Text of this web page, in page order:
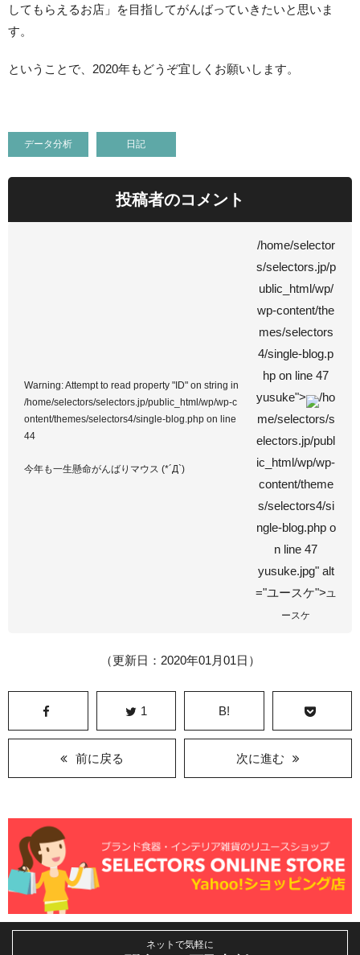
してもらえるお店」を目指してがんばっていきたいと思いま
す。
ということで、2020年もどうぞ宜しくお願いします。
データ分析 日記
投稿者のコメント
Warning: Attempt to read property "ID" on string in
/home/selectors/selectors.jp/public_html/wp/wp-c
ontent/themes/selectors4/single-blog.php on line
44
今年も一生懸命がんばりマウス (*´Д`)
/home/selector
s/selectors.jp/p
ublic_html/wp/
wp-content/the
mes/selectors
4/single-blog.p
hp on line 47
yusuke">
/ho
me/selectors/s
electors.jp/publ
ic_html/wp/wp-
content/theme
s/selectors4/si
ngle-blog.php o
n line 47
yusuke.jpg" alt
="ユースケ"> ユ
ースケ
（更新日：2020年01月01日）
1 B!
前に戻る 次に進む
ネットで気軽に